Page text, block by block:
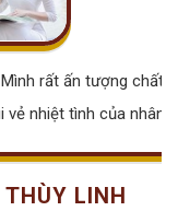
rất ấn tượng chất
nhiệt tình của nhân
THÙY LINH